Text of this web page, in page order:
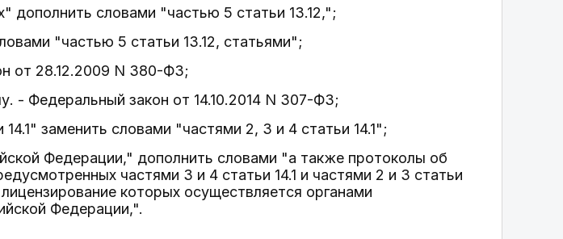
дополнить словами "частью 5 статьи 13.12,";
"частью 5 статьи 13.12, статьями";
от 28.12.2009 N 380-ФЗ;
- Федеральный закон от 14.10.2014 N 307-ФЗ;
заменить словами "частями 2, 3 и 4 статьи 14.1";
Федерации," дополнить словами "а также протоколы об
частями 3 и 4 статьи 14.1 и частями 2 и 3 статьи
которых осуществляется органами
Федерации,".